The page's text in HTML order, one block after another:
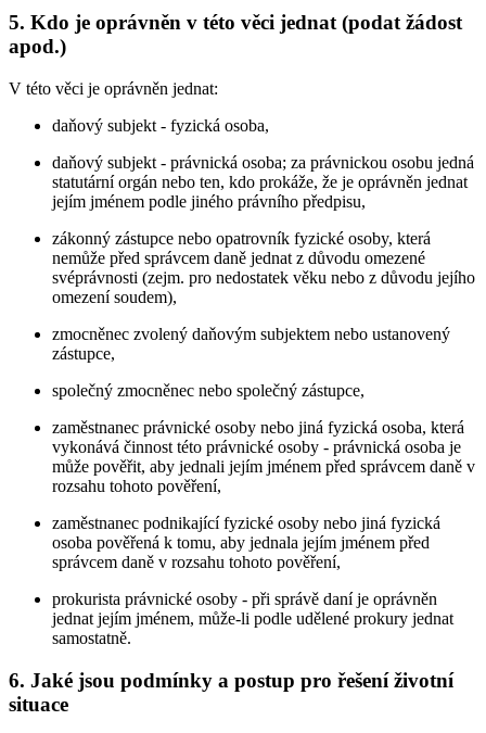
5. Kdo je oprávněn v této věci jednat (podat žádost
apod.)
V této věci je oprávněn jednat:
daňový subjekt - fyzická osoba,
daňový subjekt - právnická osoba; za právnickou osobu jedná
statutární orgán nebo ten, kdo prokáže, že je oprávněn jednat
jejím jménem podle jiného právního předpisu,
zákonný zástupce nebo opatrovník fyzické osoby, která
nemůže před správcem daně jednat z důvodu omezené
svéprávnosti (zejm. pro nedostatek věku nebo z důvodu jejího
omezení soudem),
zmocněnec zvolený daňovým subjektem nebo ustanovený
zástupce,
společný zmocněnec nebo společný zástupce,
zaměstnanec právnické osoby nebo jiná fyzická osoba, která
vykonává činnost této právnické osoby - právnická osoba je
může pověřit, aby jednali jejím jménem před správcem daně v
rozsahu tohoto pověření,
zaměstnanec podnikající fyzické osoby nebo jiná fyzická
osoba pověřená k tomu, aby jednala jejím jménem před
správcem daně v rozsahu tohoto pověření,
prokurista právnické osoby - při správě daní je oprávněn
jednat jejím jménem, může-li podle udělené prokury jednat
samostatně.
6. Jaké jsou podmínky a postup pro řešení životní
situace